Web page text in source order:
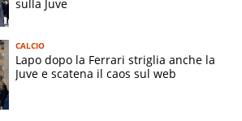
sulla Juve
CALCIO
Lapo dopo la Ferrari striglia anche la
Juve e scatena il caos sul web